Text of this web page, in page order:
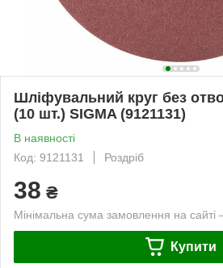
Шліфувальний круг без
(10 шт.) SIGMA (9121131)
В наявності
Код: 9121131
Роздріб
38 ₴
Мінімальна сума замовлення на
Купити